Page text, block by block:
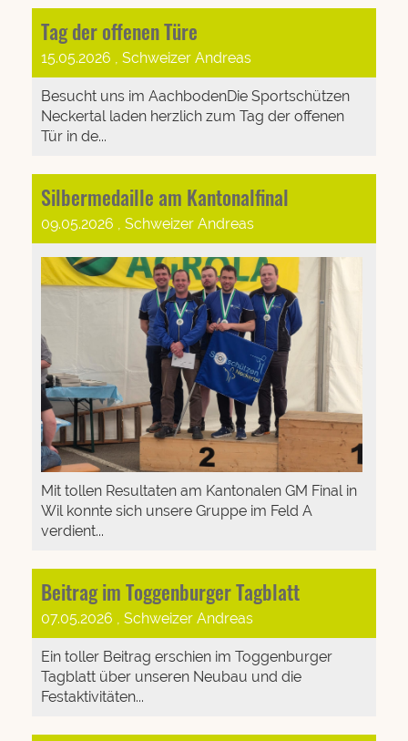
Tag der offenen Türe
15.05.2026 , Schweizer Andreas
Besucht uns im AachbodenDie Sportschützen
Neckertal laden herzlich zum Tag der offenen
Tür in de...
Silbermedaille am Kantonalfinal
09.05.2026 , Schweizer Andreas
Mit tollen Resultaten am Kantonalen GM Final in
Wil konnte sich unsere Gruppe im Feld A
verdient...
Beitrag im Toggenburger Tagblatt
07.05.2026 , Schweizer Andreas
Ein toller Beitrag erschien im Toggenburger
Tagblatt über unseren Neubau und die
Festaktivitäten...